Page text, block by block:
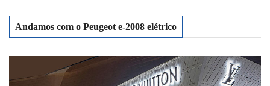
Andamos com o Peugeot e-2008 elétrico